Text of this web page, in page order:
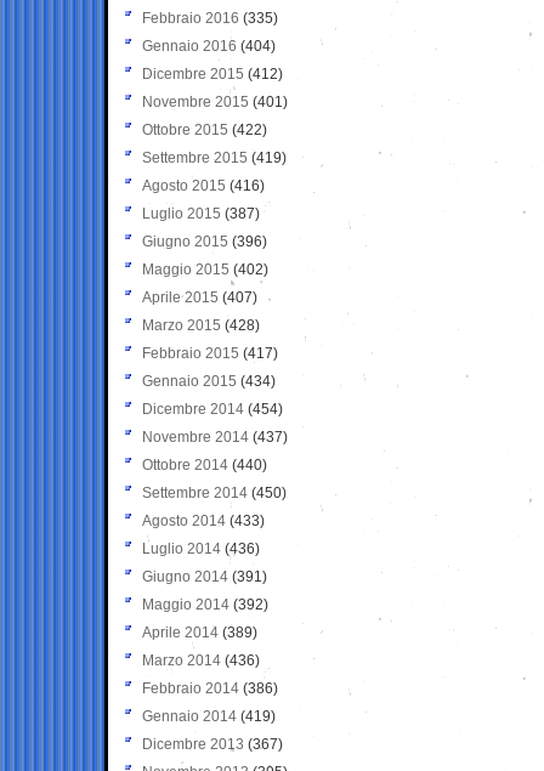
Febbraio 2016 (335)
Gennaio 2016 (404)
Dicembre 2015 (412)
Novembre 2015 (401)
Ottobre 2015 (422)
Settembre 2015 (419)
Agosto 2015 (416)
Luglio 2015 (387)
Giugno 2015 (396)
Maggio 2015 (402)
Aprile 2015 (407)
Marzo 2015 (428)
Febbraio 2015 (417)
Gennaio 2015 (434)
Dicembre 2014 (454)
Novembre 2014 (437)
Ottobre 2014 (440)
Settembre 2014 (450)
Agosto 2014 (433)
Luglio 2014 (436)
Giugno 2014 (391)
Maggio 2014 (392)
Aprile 2014 (389)
Marzo 2014 (436)
Febbraio 2014 (386)
Gennaio 2014 (419)
Dicembre 2013 (367)